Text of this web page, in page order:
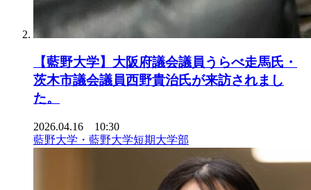
【藍野大学】大阪府議会議員うらべ走馬氏・
茨木市議会議員西野貴治氏が来訪されまし
た。
2026.04.16 10:30
藍野大学・藍野大学短期大学部